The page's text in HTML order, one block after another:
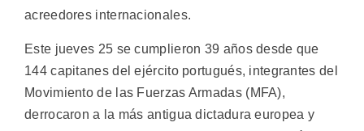
acreedores internacionales.
Este jueves 25 se cumplieron 39 años desde que
144 capitanes del ejército portugués, integrantes del
Movimiento de las Fuerzas Armadas (MFA),
derrocaron a la más antigua dictadura europea y